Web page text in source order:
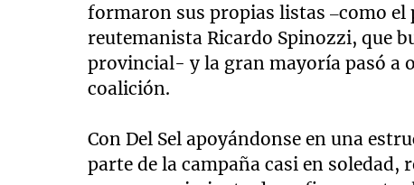
formaron sus propias listas –como el
reutemanista Ricardo Spinozzi, que
provincial- y la gran mayoría pasó a
coalición.
Con Del Sel apoyándonse en una
parte de la campaña casi en